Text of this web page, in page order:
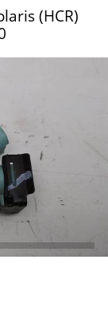
(HCR)